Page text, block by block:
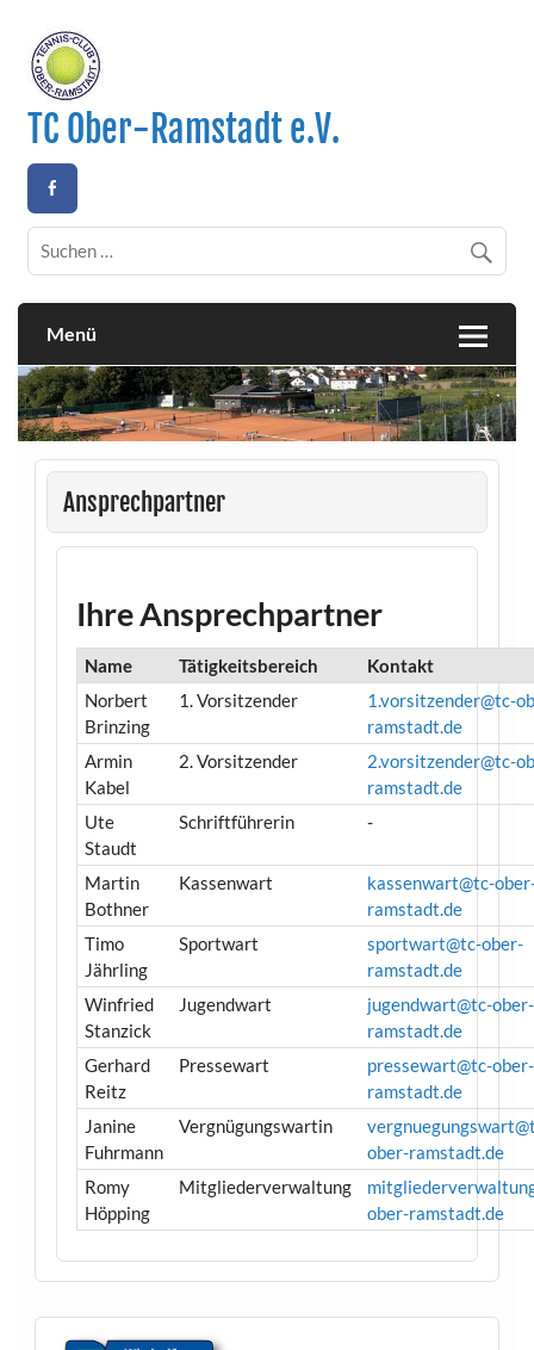
content
TC Ober-Ramstadt e.V.
Homepage des Tennis-Clubs Ober-Ramstadt e.V.
Menü
Ansprechpartner
Ihre Ansprechpartner
Name Tätigkeitsbereich
Kontakt
Norbert
Brinzing
1. Vorsitzender
1.vorsitzender@tc-
ramstadt.de
Armin
Kabel
2. Vorsitzender
2.vorsitzender@tc-
ramstadt.de
Ute
Staudt
Schriftführerin -
Martin
Bothner
Kassenwart
kassenwart@tc-
ramstadt.de
Timo
Jährling
Sportwart
sportwart@tc-ober-
ramstadt.de
Winfried
Stanzick
Jugendwart
jugendwart@tc-ober-
ramstadt.de
Gerhard
Reitz
Pressewart
pressewart@tc-ober-
ramstadt.de
Janine
Fuhrmann
Vergnügungswartin
ober-ramstadt.de
Romy
Höpping
Mitgliederverwaltung
ober-ramstadt.de